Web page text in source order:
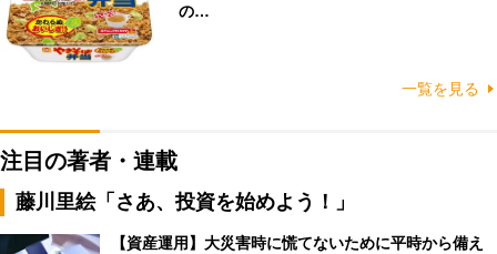
の…
一覧を見る
注目の著者・連載
藤川里絵「さあ、投資を始めよう！」
【資産運用】大災害時に慌てないために平時から備え